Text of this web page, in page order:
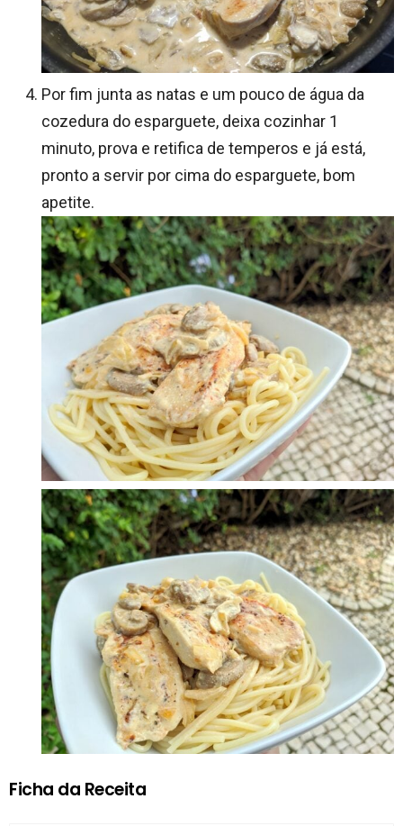
Por fim junta as natas e um pouco de água da
cozedura do esparguete, deixa cozinhar 1
minuto, prova e retifica de temperos e já está,
pronto a servir por cima do esparguete, bom
apetite.
Ficha da Receita